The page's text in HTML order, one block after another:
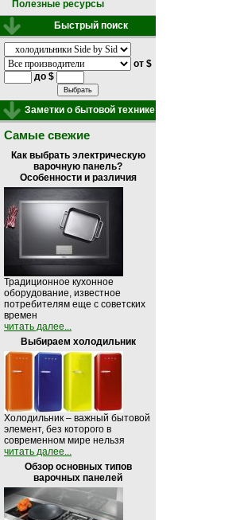
Полезные ресурсы
Быстрый поиск
от $
до $
Заметки о бытовой технике
Самые свежие
Как выбрать электрическую
варочную панель?
Особенности и различия
Традиционное кухонное
оборудование, известное
потребителям еще с советских
времен
читать далее...
Выбираем холодильник
Холодильник – важный бытовой
элемент, без которого в
современном мире нельзя
читать далее...
Обзор основных типов
варочных панелей